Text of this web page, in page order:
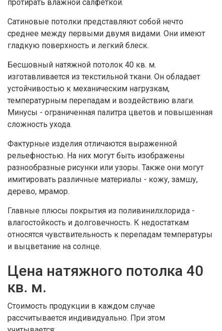
протирать влажной салфеткой.
Сатиновые потолки представляют собой нечто
среднее между первыми двумя видами. Они имеют
гладкую поверхность и легкий блеск.
Бесшовный натяжной потолок 40 кв. м.
изготавливается из текстильной ткани. Он обладает
устойчивостью к механическим нагрузкам,
температурным перепадам и воздействию влаги.
Минусы - ограниченная палитра цветов и повышенная
сложность ухода.
Фактурные изделия отличаются выраженной
рельефностью. На них могут быть изображены
разнообразные рисунки или узоры. Также они могут
имитировать различные материалы - кожу, замшу,
дерево, мрамор.
Главные плюсы покрытия из поливинилхлорида -
влагостойкость и долговечность. К недостаткам
относятся чувствительность к перепадам температуры
и выцветание на солнце.
Цена натяжного потолка 40
кв. м.
Стоимость продукции в каждом случае
рассчитывается индивидуально. При этом